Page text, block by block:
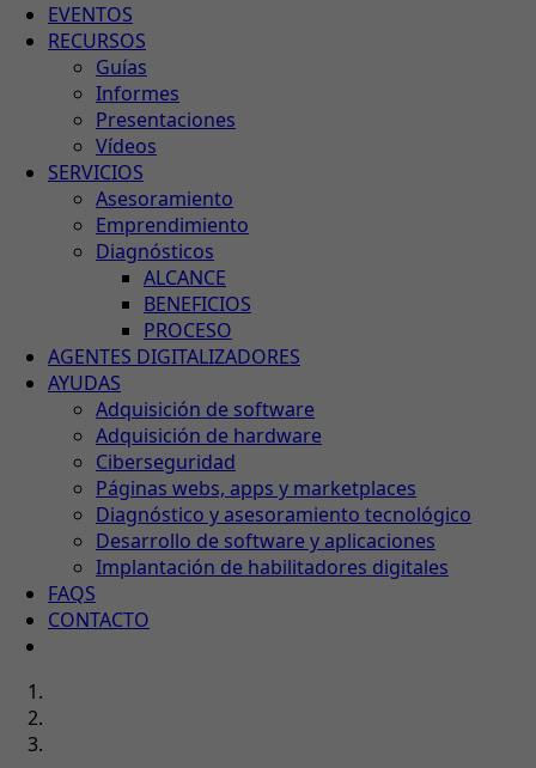
EVENTOS
RECURSOS
Guías
Informes
Presentaciones
Vídeos
SERVICIOS
Asesoramiento
Emprendimiento
Diagnósticos
ALCANCE
BENEFICIOS
PROCESO
AGENTES DIGITALIZADORES
AYUDAS
Adquisición de software
Adquisición de hardware
Ciberseguridad
Páginas webs, apps y marketplaces
Diagnóstico y asesoramiento tecnológico
Desarrollo de software y aplicaciones
Implantación de habilitadores digitales
FAQS
CONTACTO